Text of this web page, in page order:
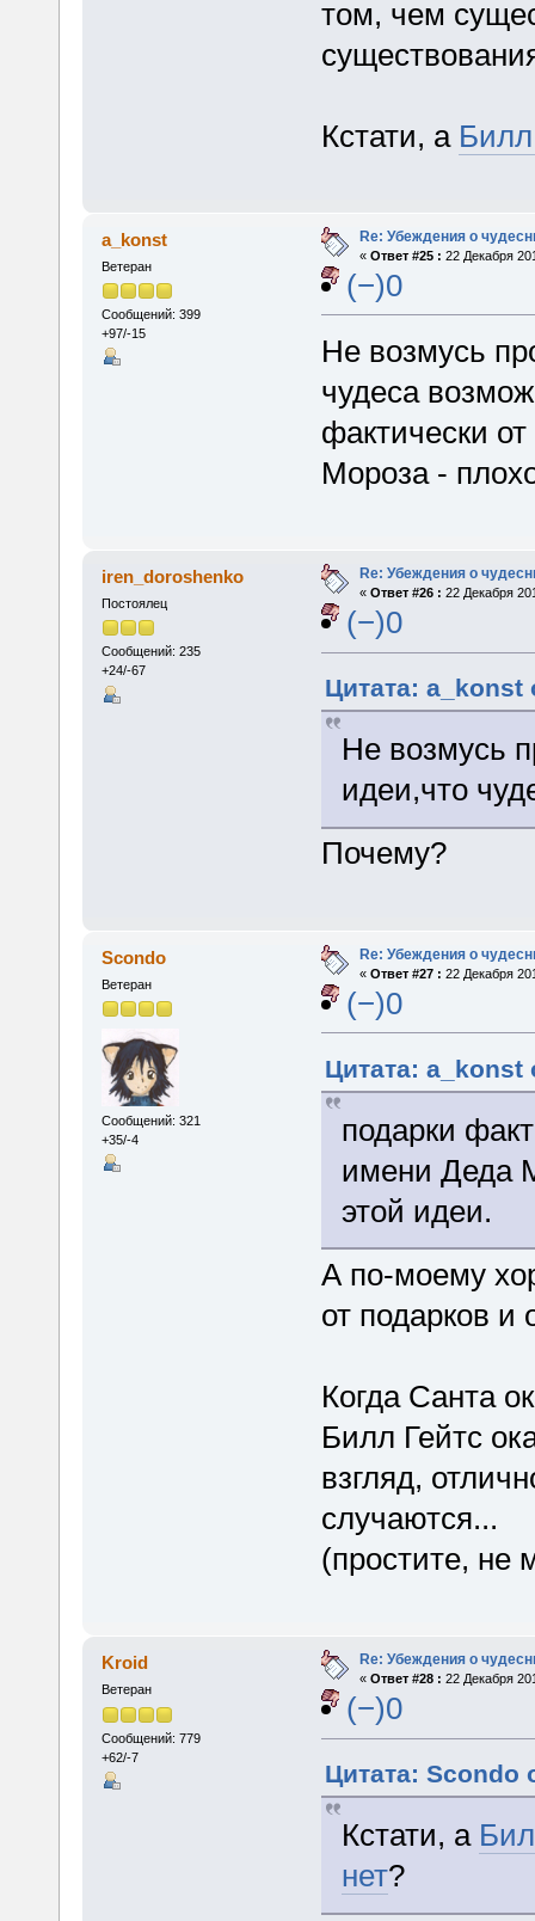
том, чем
Кстати, а
a_konst
Ветеран
Сообщений: 399
+97/-15
Re: Убеждения о
« Ответ #25 : 22 Декабря
(−)0
Не возмусь
чудеса
фактически
Мороза -
iren_doroshenko
Постоялец
Сообщений: 235
+24/-67
Re: Убеждения о
« Ответ #26 : 22 Декабря
(−)0
Цитата: a_konst
Не возмусь
идеи,что
Почему?
Scondo
Ветеран
Сообщений: 321
+35/-4
Re: Убеждения о
« Ответ #27 : 22 Декабря
(−)0
Цитата: a_konst
подарки
имени Деда
этой идеи.
А по-моему
от подарков и
Когда Санта
Билл Гейтс
взгляд,
случаются...
(простите, не
Kroid
Ветеран
Сообщений: 779
+62/-7
Re: Убеждения о
« Ответ #28 : 22 Декабря
(−)0
Цитата: Scondo
Кстати, а
нет?